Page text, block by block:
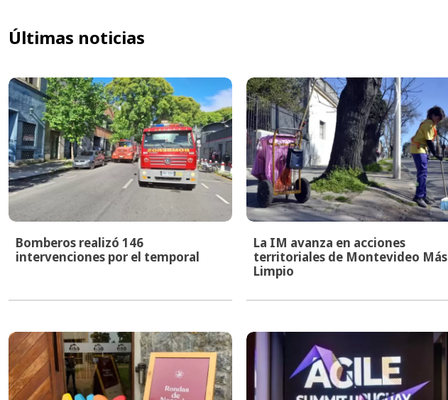
Últimas noticias
Bomberos realizó 146
intervenciones por el temporal
La IM avanza en acciones
territoriales de Montevideo Más
Limpio